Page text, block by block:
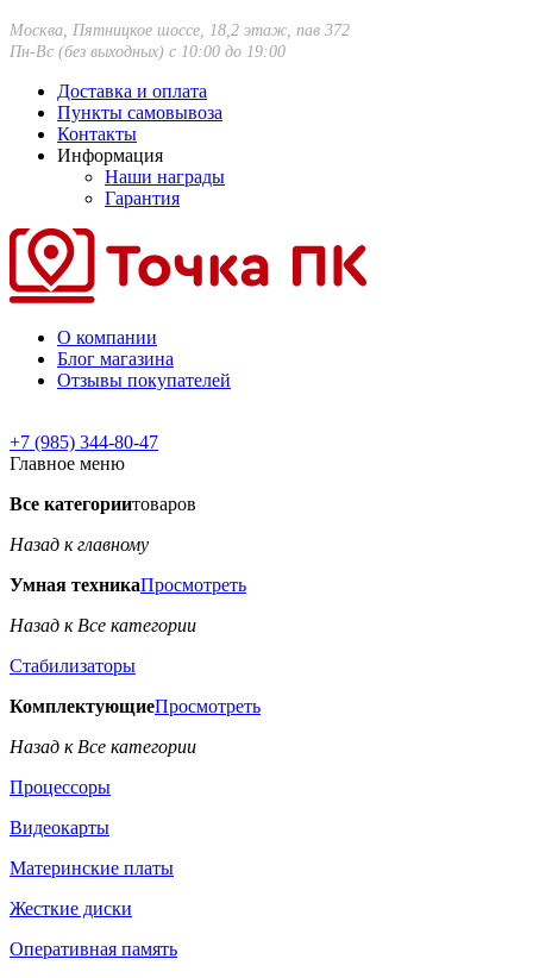
Москва, Пятницкое шоссе, 18,2 этаж, пав 372
Пн-Вс (без выходных) с 10:00 до 19:00
Доставка и оплата
Пункты самовывоза
Контакты
Информация
Наши награды
Гарантия
О компании
Блог магазина
Отзывы покупателей
+7 (985) 344-80-47
Главное меню
Все категориитоваров
Назад к главному
Умная техникаПросмотреть
Назад к Все категории
Стабилизаторы
КомплектующиеПросмотреть
Назад к Все категории
Процессоры
Видеокарты
Материнские платы
Жесткие диски
Оперативная память